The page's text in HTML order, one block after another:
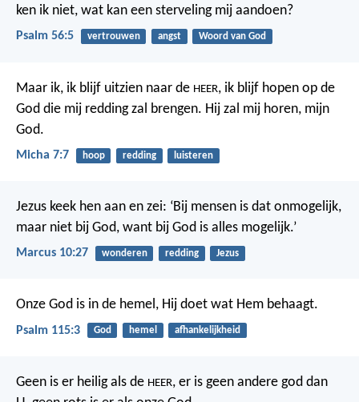
ken ik niet, wat kan een sterveling mij aandoen?
Psalm 56:5 vertrouwen angst Woord van God
Maar ik, ik blijf uitzien naar de HEER, ik blijf hopen op de
God die mij redding zal brengen. Hij zal mij horen, mijn
God.
Micha 7:7 hoop redding luisteren
Jezus keek hen aan en zei: ‘Bij mensen is dat onmogelijk,
maar niet bij God, want bij God is alles mogelijk.’
Marcus 10:27 wonderen redding Jezus
Onze God is in de hemel, Hij doet wat Hem behaagt.
Psalm 115:3 God hemel afhankelijkheid
Geen is er heilig als de HEER, er is geen andere god dan